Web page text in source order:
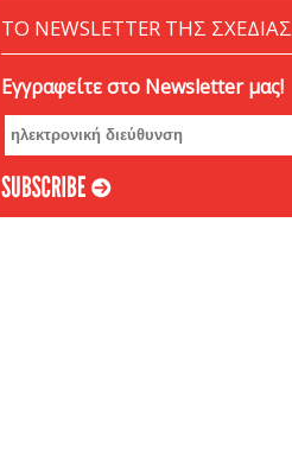
ΤΟ NEWSLETTER ΤΗΣ ΣΧΕΔΙΑΣ
Εγγραφείτε στο Newsletter μας!